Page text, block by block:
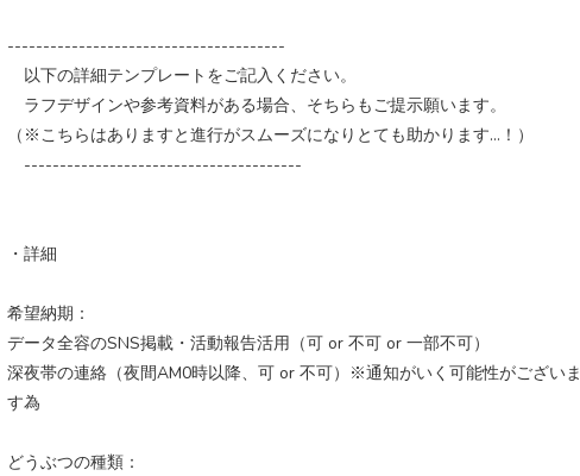
---------------------------------------
以下の詳細テンプレートをご記入ください。
ラフデザインや参考資料がある場合、そちらもご提示願います。
（※こちらはありますと進行がスムーズになりとても助かります...！）
---------------------------------------
・詳細
希望納期：
データ全容のSNS掲載・活動報告活用（可 or 不可 or 一部不可）
深夜帯の連絡（夜間AM0時以降、可 or 不可）※通知がいく可能性がございま
す為
どうぶつの種類：